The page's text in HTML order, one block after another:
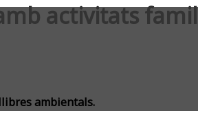
activitats
ambientals.